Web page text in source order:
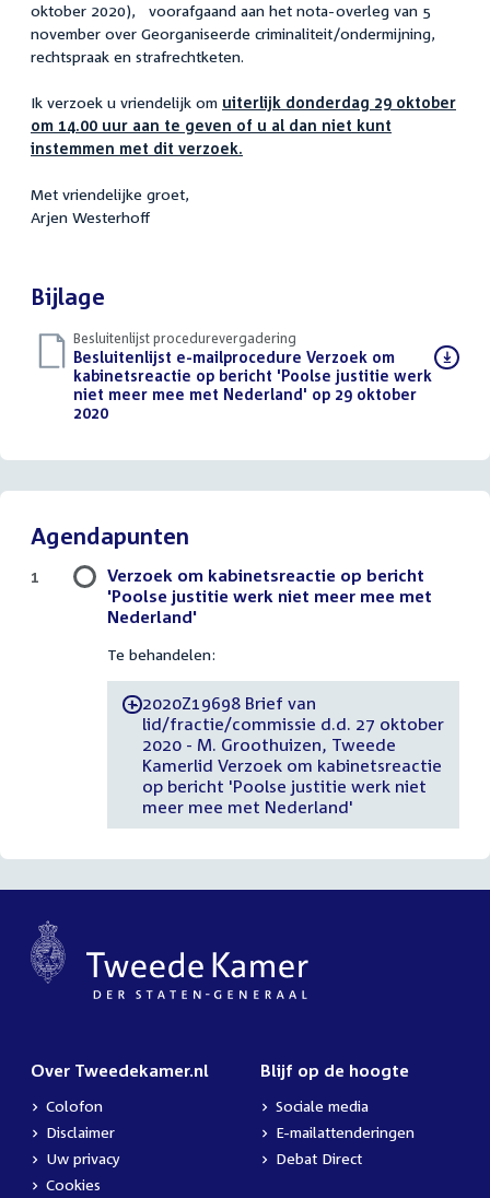
oktober 2020), voorafgaand aan het nota-overleg van 5
november over Georganiseerde criminaliteit/ondermijning,
rechtspraak en strafrechtketen.
Ik verzoek u vriendelijk om uiterlijk donderdag 29 oktober
om 14.00 uur aan te geven of u al dan niet kunt
instemmen met dit verzoek.
Met vriendelijke groet,
Arjen Westerhoff
Bijlage
Besluitenlijst procedurevergadering
Download
bestand:
Besluitenlijst e-mailprocedure Verzoek om
kabinetsreactie op bericht 'Poolse justitie werk
niet meer mee met Nederland' op 29 oktober
2020(PDF)
Agendapunten
Verzoek om kabinetsreactie op bericht
'Poolse justitie werk niet meer mee met
Nederland'
Te behandelen:
-2020Z19698 Brief van
lid/fractie/commissie d.d. 27 oktober
2020 - M. Groothuizen, Tweede
Kamerlid Verzoek om kabinetsreactie
op bericht 'Poolse justitie werk niet
meer mee met Nederland'
1
Over Tweedekamer.nl
Colofon
Disclaimer
Uw privacy
Cookies
Blijf op de hoogte
Sociale media
E-mailattenderingen
Debat Direct